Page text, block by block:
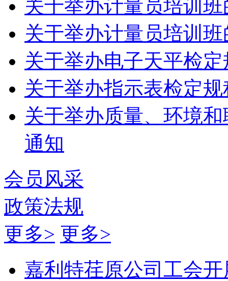
关于举办计量员培训
关于举办计量员培训
关于举办电子天平检
关于举办指示表检定
关于举办质量、环境
通知
会员风采
政策法规
更多> 更多>
嘉利特荏原公司工会